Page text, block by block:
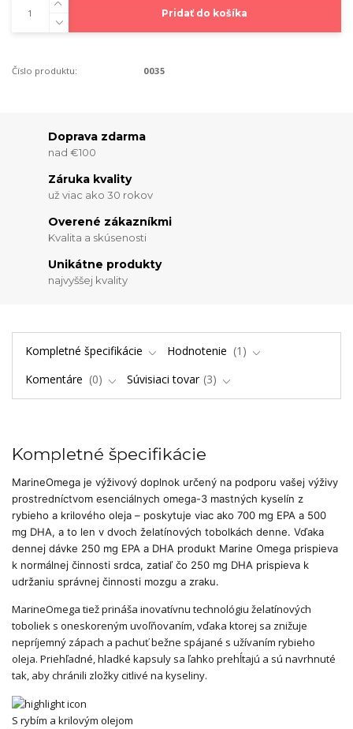
Pridať do košíka
Číslo produktu: 0035
Doprava zdarma
nad €100
Záruka kvality
už viac ako 30 rokov
Overené zákazníkmi
Kvalita a skúsenosti
Unikátne produkty
najvyššej kvality
Kompletné špecifikácie Hodnotenie
1
Komentáre
0 Súvisiaci tovar 3
Kompletné špecifikácie
MarineOmega je výživový doplnok určený na podporu vašej výživy
prostredníctvom esenciálnych omega-3 mastných kyselín z
rybieho a krilového oleja – poskytuje viac ako 700 mg EPA a 500
mg DHA, a to len v dvoch želatínových tobolkách denne. Vďaka
dennej dávke 250 mg EPA a DHA produkt Marine Omega prispieva
k normálnej činnosti srdca, zatiaľ čo 250 mg DHA prispieva k
udržaniu správnej činnosti mozgu a zraku.
MarineOmega tiež prináša inovatívnu technológiu želatínových
toboliek s oneskoreným uvoľňovaním, vďaka ktorej sa znižuje
nepríjemný zápach a pachuť bežne spájané s užívaním rybieho
oleja. Priehľadné, hladké kapsuly sa ľahko prehĺtajú a sú navrhnuté
tak, aby chránili zložky citlivé na kyseliny.
S rybím a krilovým olejom